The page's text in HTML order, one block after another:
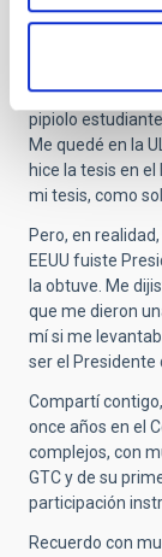
A lo largo de
amistad de la
Nos conocimos,
pipiolo
Me quedé en la
hice la tesis en
mi tesis, como
Pero, en
EEUU fuiste
la obtuve. Me
que me dieron
mí si me
ser el Presidente
Compartí
once años en el
complejos, con
GTC y de su
participación
Recuerdo con